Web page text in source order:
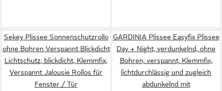
Sekey Plissee Sonnenschutzrollo
ohne Bohren Verspannt Blickdicht
Lichtschutz, blickdicht, Klemmfix,
Verspannt Jalousie Rollos für
Fenster / Tür
GARDINIA Plissee Easyfix Plissee
Day + Night, verdunkelnd, ohne
Bohren, verspannt, Klemmfix,
lichtdurchlässig und zugleich
abdunkelnd mit